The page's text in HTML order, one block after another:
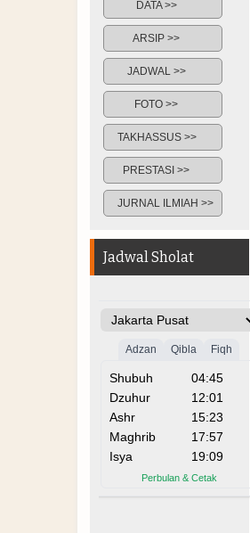
DATA >>
ARSIP >>
JADWAL >>
FOTO >>
TAKHASSUS >>
PRESTASI >>
JURNAL ILMIAH >>
Jadwal Sholat